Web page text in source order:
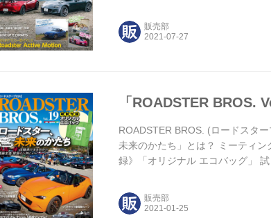
切にするために、全国各地で開催
販売部
「ROADSTER BROS.
ROADSTER BROS. (ロードスタ
未来のかたち」とは？ ミーティ
録》「オリジナル エコバッグ」
場でオーナーたちに次期型に対す
販売部